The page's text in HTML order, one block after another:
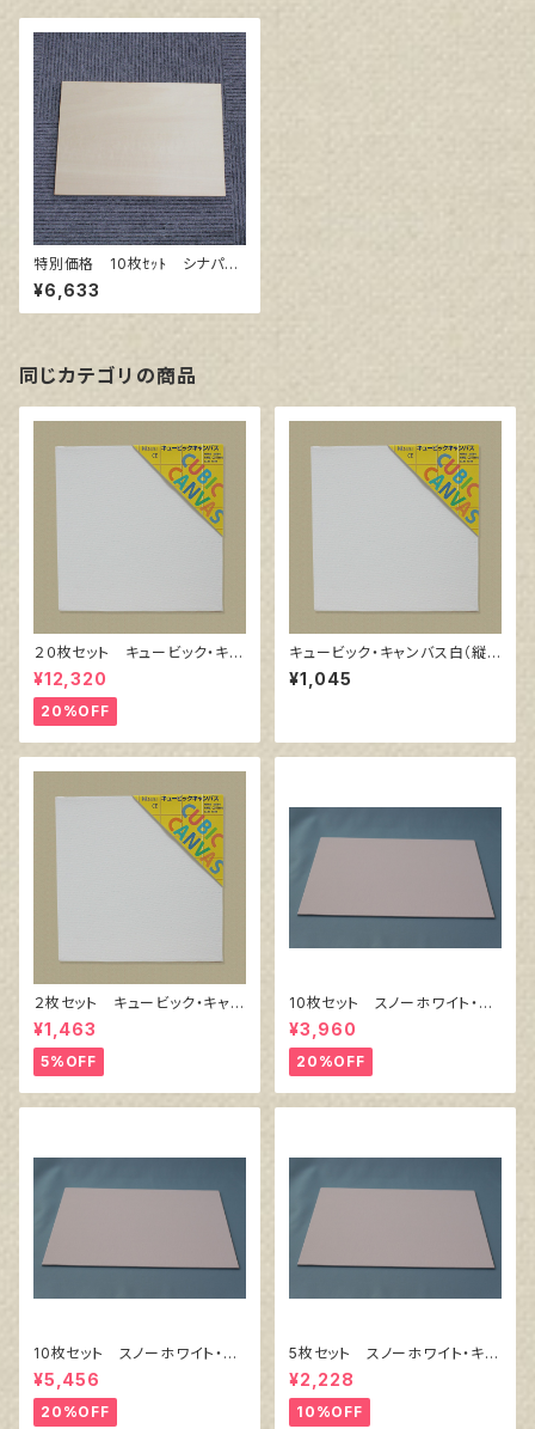
特別価格 10枚ｾｯﾄ シナパネ
ル B5 257㎜×182㎜
¥6,633
同じカテゴリの商品
２０枚セット キュービック・キャ
ンバス白（縦200㎜×横200㎜×
厚38㎜）
¥12,320
20%OFF
キュービック・キャンバス白（縦3
00㎜×横300㎜×厚38㎜）
¥1,045
２枚セット キュービック・キャン
バス白（縦200㎜×横200㎜×厚
38㎜）
¥1,463
5%OFF
10枚セット スノーホワイト・キ
ャンバスボード F4 サイズ
333㎜x242㎜
¥3,960
20%OFF
10枚セット スノーホワイト・キ
ャンバスボード F6 サイズ
410㎜x318㎜
¥5,456
20%OFF
5枚セット スノーホワイト・キャ
ンバスボード F4 サイズ 3
33㎜x242㎜
¥2,228
10%OFF